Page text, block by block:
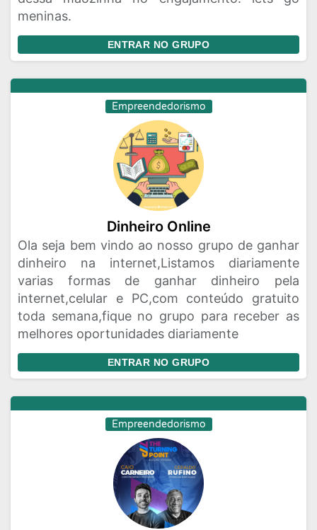
meninas.
ENTRAR NO GRUPO
Empreendedorismo
Dinheiro Online
Ola seja bem vindo ao nosso grupo de ganhar
dinheiro na internet,Listamos diariamente
varias formas de ganhar dinheiro pela
internet,celular e PC,com conteúdo gratuito
toda semana,fique no grupo para receber as
melhores oportunidades diariamente
ENTRAR NO GRUPO
Empreendedorismo